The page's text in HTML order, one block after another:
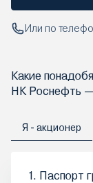
Или по
Какие
НК Роснефть
Я - акционер
1. Паспорт